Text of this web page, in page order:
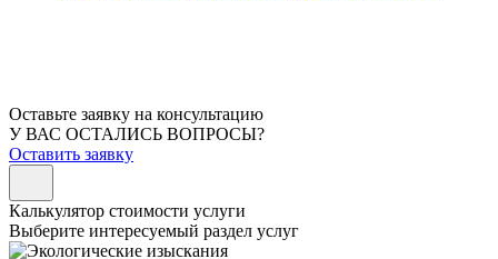
Оставьте заявку на консультацию
У ВАС ОСТАЛИСЬ ВОПРОСЫ?
Оставить заявку
Калькулятор стоимости услуги
Выберите интересуемый раздел услуг